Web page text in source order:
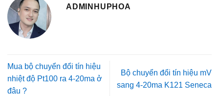
ADMINHUPHOA
Mua bộ chuyển đổi tín hiệu
nhiệt độ Pt100 ra 4-20ma ở
đâu ?
Bộ chuyển đổi tín hiệu mV
sang 4-20ma K121 Seneca